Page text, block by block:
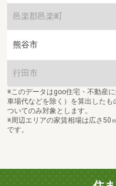
邑楽郡邑楽町
熊谷市
行田市
※このデータはgoo住宅・不動産
車場代などを除く）を算出した
ついてのみ対象とします。
※周辺エリアの家賃相場は広さ50
です。